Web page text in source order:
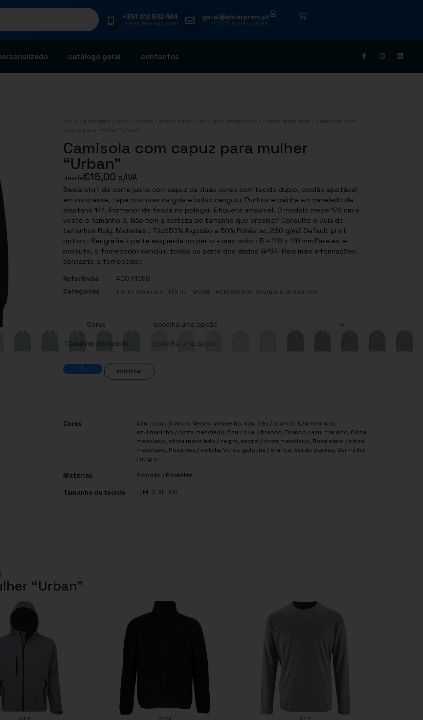
+351 212 592 464
rede fixa nacional
geral@enterprom.pt
informações gerais
catálogo geral contactos
início produtos têxtil - moda - acessórios vestuário desportivo t shirt respirável
/ camisola com
capuz para mulher “urban”
Camisola com capuz para mulher
“Urban”
desde€15,00 s/IVA
Sweatshirt de corte justo com capuz de duas cores com tecido duplo, cordão ajustável
em contraste, tapa costuras na gola e bolso canguru. Punhos e bainha em canelado de
elastano 1×1. Pormenor de fenda no polegar. Etiqueta amovível. O modelo mede 179 cm e
veste o tamanho S. Não tem a certeza do tamanho que precisa? Consulte o guia de
tamanhos Roly. Materials : Tricô50% Algodão e 50% Poliéster, 280 g/m2 Default print
option : Serigrafia – parte esquerda do peito – max color : 5 – 110 x 110 mm Para este
produto, o fornecedor concluiu todos ou parte dos dados GPSR. Para mais informações,
contacte o fornecedor.
Referência
400.R1068
Categorias
T shirt respirável,TÊXTIL - MODA - ACESSÓRIOS,Vestuário desportivo
Cores
Tamanho do tecido
adicionar
Cores Azul royal, Branco, Negro, Vermelho, azul céu / branco, Azul marinho,
azul marinho / cinza mesclado, Azul royal / branco, Branco / azul marinho, Cinza
mesclado, cinza mesclado / negro, negro / cinza mesclado, Rosa claro / cinza
mesclado, Rosa viva / violeta, Verde gelatina / branco, Verde padrão, Vermelho
/ negro
Matérias Algodão / Poliéster
Tamanho do tecido L, M, S, XL, XXL
“Urban”